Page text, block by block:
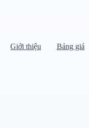
Giới thiệu Bảng giá